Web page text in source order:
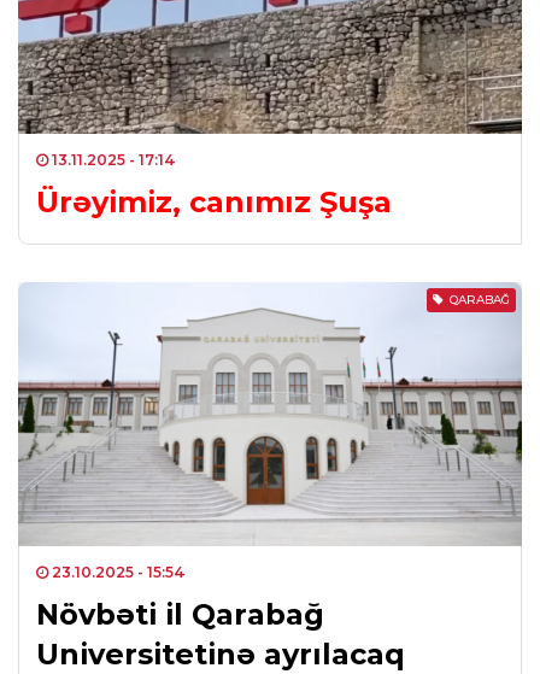
13.11.2025 - 17:14
Ürəyimiz, canımız Şuşa
QARABAĞ
23.10.2025 - 15:54
Növbəti il Qarabağ
Universitetinə ayrılacaq